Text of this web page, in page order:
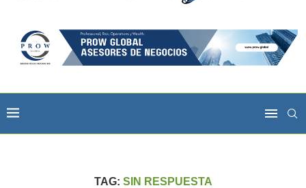
TAG: SIN RESPUESTA